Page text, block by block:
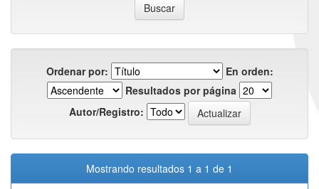
Ordenar por:
En orden:
Resultados por página
Autor/Registro:
Mostrando resultados 1 a 1 de 1